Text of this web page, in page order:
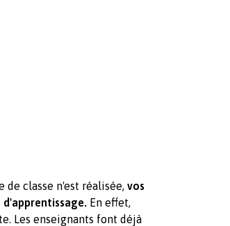
classe n'est réalisée, vos
En effet,
Les enseignants font déjà